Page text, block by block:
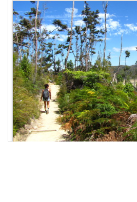
padding 10px
24
width: 100%;
25
  }
26 .grid > article:nth-child(1) {
27
grid-row: span 2;